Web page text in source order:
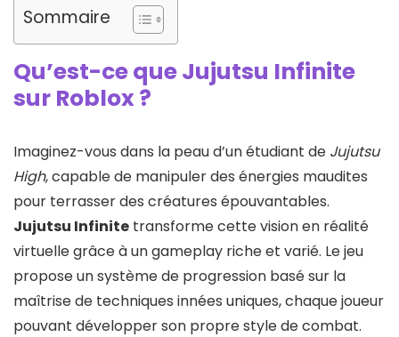
Sommaire
Qu’est-ce que Jujutsu Infinite
sur Roblox ?
Imaginez-vous dans la peau d’un étudiant de Jujutsu
High, capable de manipuler des énergies maudites
pour terrasser des créatures épouvantables.
Jujutsu Infinite transforme cette vision en réalité
virtuelle grâce à un gameplay riche et varié. Le jeu
propose un système de progression basé sur la
maîtrise de techniques innées uniques, chaque joueur
pouvant développer son propre style de combat.